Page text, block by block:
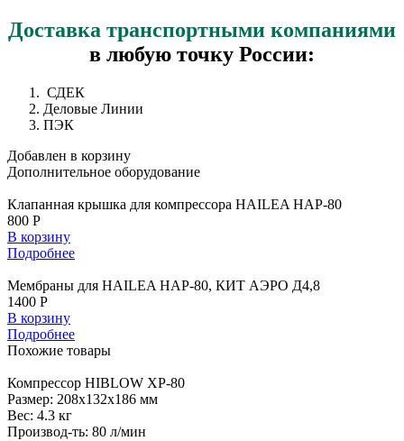
Доставка транспортными компаниями
в любую точку России:
СДЕК
Деловые Линии
ПЭК
Добавлен в корзину
Дополнительное оборудование
Клапанная крышка для компрессора HAILEA HAP-80
800 Р
В корзину
Подробнее
Мембраны для HAILEA HAP-80, КИТ АЭРО Д4,8
1400 Р
В корзину
Подробнее
Похожие товары
Компрессор HIBLOW XP-80
Размер: 208x132x186 мм
Вес: 4.3 кг
Производ-ть: 80 л/мин